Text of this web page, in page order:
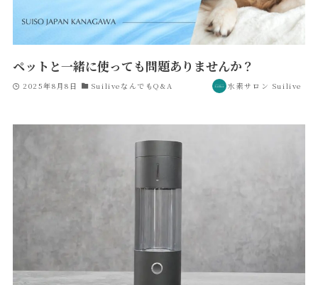
ペットと一緒に使っても問題ありませんか？
2025年8月8日 SuiliveなんでもQ&A 水素サロン Suilive